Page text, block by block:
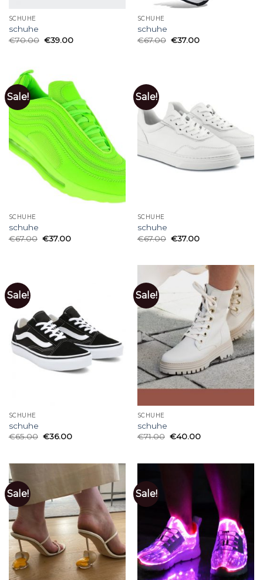
SCHUHE
schuhe
€70.00 €39.00
SCHUHE
schuhe
€67.00 €37.00
Sale!
SCHUHE
schuhe
€67.00 €37.00
Sale!
SCHUHE
schuhe
€67.00 €37.00
Sale!
SCHUHE
schuhe
€65.00 €36.00
Sale!
SCHUHE
schuhe
€71.00 €40.00
Sale! Sale!